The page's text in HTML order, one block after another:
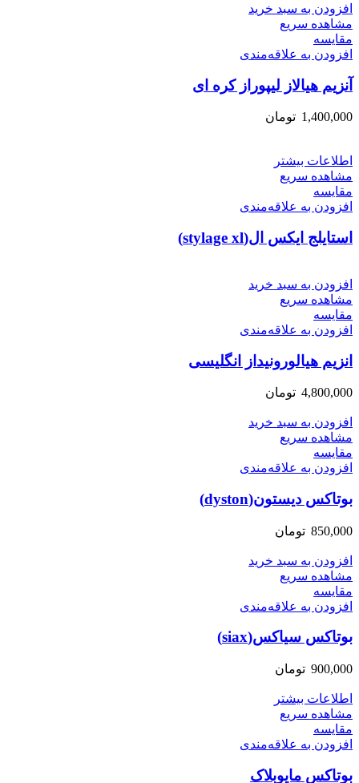
افزودن به سبد خرید
مشاهده سریع
مقایسه
افزودن به علاقه‌مندی
آنزیم هیالاز لیپوراز کره ای
1,400,000 تومان
اطلاعات بیشتر
مشاهده سریع
مقایسه
افزودن به علاقه‌مندی
استایلج ایکس ال(stylage xl)
افزودن به سبد خرید
مشاهده سریع
مقایسه
افزودن به علاقه‌مندی
انزیم هیالورونیداز انگلیسی
4,800,000 تومان
افزودن به سبد خرید
مشاهده سریع
مقایسه
افزودن به علاقه‌مندی
بوتاکس دیستون(dyston)
850,000 تومان
افزودن به سبد خرید
مشاهده سریع
مقایسه
افزودن به علاقه‌مندی
بوتاکس سیاکس(siax)
900,000 تومان
اطلاعات بیشتر
مشاهده سریع
مقایسه
افزودن به علاقه‌مندی
بوتاکس مایوبلاک